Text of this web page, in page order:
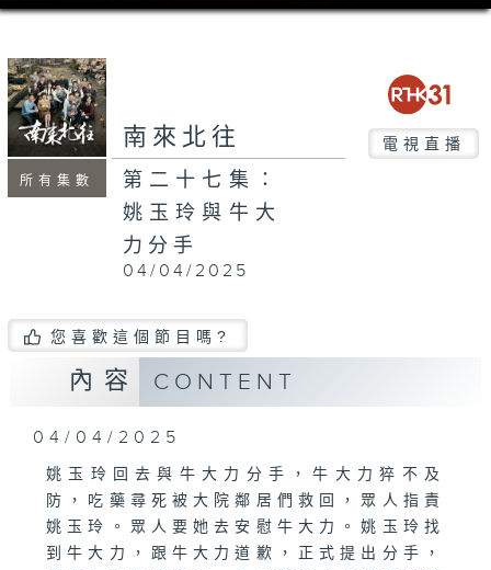
所有集數
南來北往 電視直播
第二十七集：
姚玉玲與牛大
力分手
04/04/2025
您喜歡這個節目嗎?
內容 CONTENT
04/04/2025
姚玉玲回去與牛大力分手，牛大力猝不及
防，吃藥尋死被大院鄰居們救回，眾人指責
姚玉玲。眾人要她去安慰牛大力。姚玉玲找
到牛大力，跟牛大力道歉，正式提出分手，